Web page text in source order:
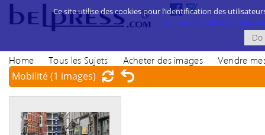
Home Tous les Sujets Acheter des images Vendre
Mobilité(1 images)
Ce site utilise des cookies pour l’identification des
politique d’utilisation des